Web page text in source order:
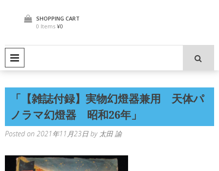
SHOPPING CART
0 Items ¥0
「【雑誌付録】実物幻燈器兼用 天体パ
ノラマ幻燈器 昭和26年」
Posted on 2021年11月23日 by 太田 諭